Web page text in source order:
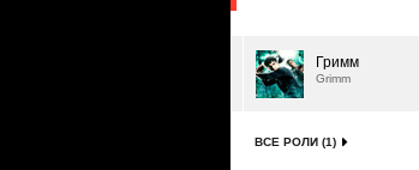
Гримм
Grimm
ВСЕ РОЛИ (1)